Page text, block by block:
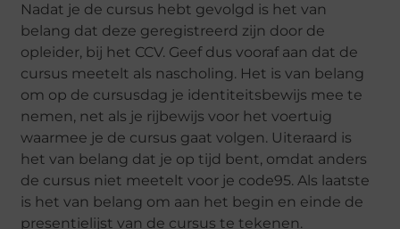
Nadat je de cursus hebt gevolgd is het van
belang dat deze geregistreerd zijn door de
opleider, bij het CCV. Geef dus vooraf aan dat de
cursus meetelt als nascholing. Het is van belang
om op de cursusdag je identiteitsbewijs mee te
nemen, net als je rijbewijs voor het voertuig
waarmee je de cursus gaat volgen. Uiteraard is
het van belang dat je op tijd bent, omdat anders
de cursus niet meetelt voor je code95. Als laatste
is het van belang om aan het begin en einde de
presentielijst van de cursus te tekenen.